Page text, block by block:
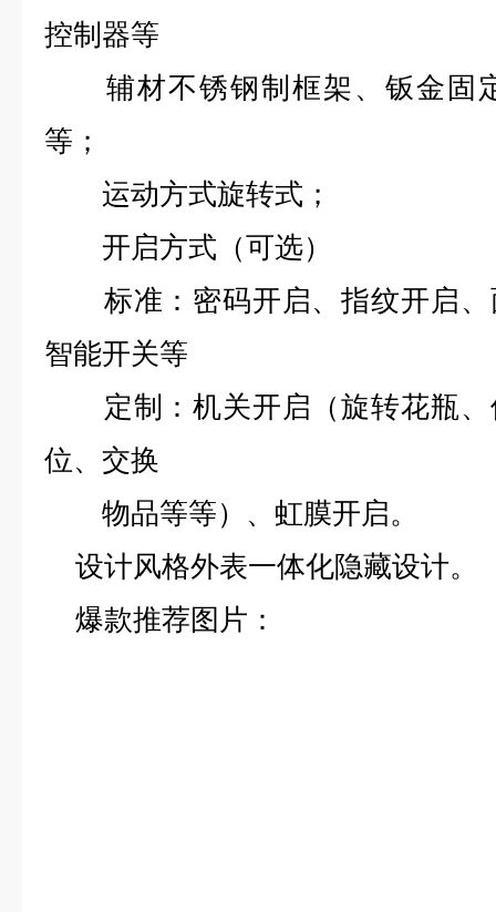
控制器等
辅材不锈钢制框架、钣金固
等；
运动方式旋转式；
开启方式（可选）
标准：密码开启、指纹开启、
智能开关等
定制：机关开启（旋转花瓶、
位、交换
物品等等）、虹膜开启。
设计风格外表一体化隐藏设计。
爆款推荐图片：